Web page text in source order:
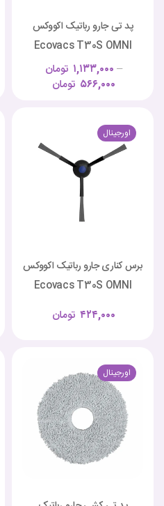
پد تی جارو رباتیک اکووکس
Ecovacs T30S OMNI
تومان ۱,۱۳۳,۰۰۰ –
تومان ۵۶۶,۰۰۰
اورجینال
برس کناری جارو رباتیک اکووکس
Ecovacs T30S OMNI
تومان ۴۲۴,۰۰۰
اورجینال